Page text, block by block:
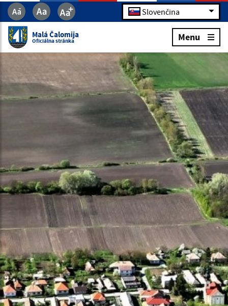
Slovenčina
Malá Čalomija
Oficiálna stránka Menu